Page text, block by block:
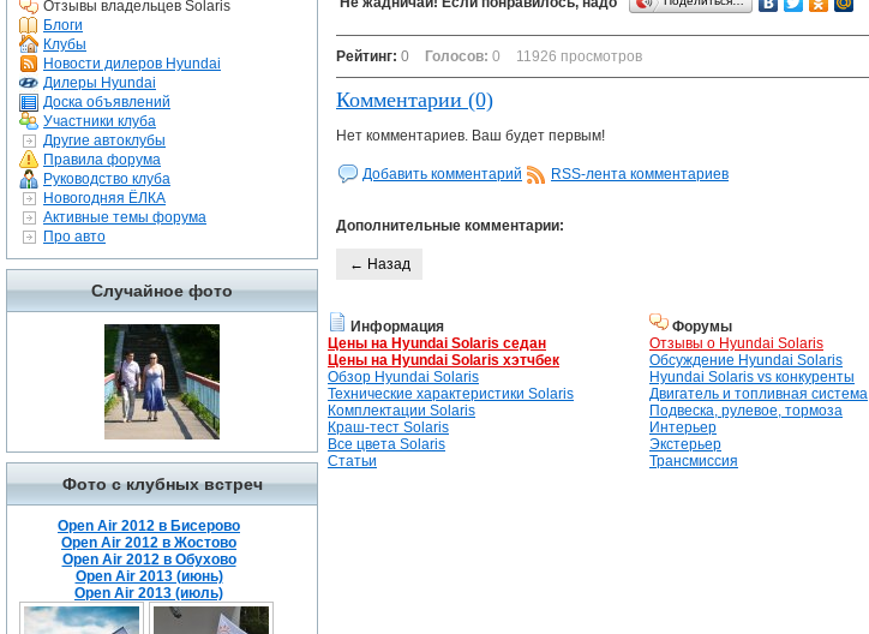
Отзывы владельцев Solaris
Блоги
Клубы
Новости дилеров Hyundai
Дилеры Hyundai
Доска объявлений
Участники клуба
Другие автоклубы
Правила форума
Руководство клуба
Новогодняя ЁЛКА
Активные темы форума
Про авто
Случайное фото
Фото с клубных встреч
Open Air 2012 в Бисерово
Open Air 2012 в Жостово
Open Air 2012 в Обухово
Open Air 2013 (июнь)
Open Air 2013 (июль)
Рейтинг: 0 Голосов: 0 11926 просмотров
Комментарии (0)
Нет комментариев. Ваш будет первым!
Добавить комментарий RSS-лента комментариев
Дополнительные комментарии:
← Назад
Информация
Цены на Hyundai Solaris седан
Цены на Hyundai Solaris хэтчбек
Обзор Hyundai Solaris
Технические характеристики Solaris
Комплектации Solaris
Краш-тест Solaris
Все цвета Solaris
Статьи
Форумы
Отзывы о Hyundai Solaris
Обсуждение Hyundai Solaris
Hyundai Solaris vs конкуренты
Двигатель и топливная система
Подвеска, рулевое, тормоза
Интерьер
Экстерьер
Трансмиссия